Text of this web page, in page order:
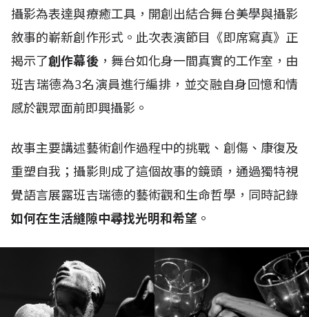
攝影為表達與療癒工具，開創出結合舞台美學與攝影
敘事的嶄新創作形式。此次表演節目《即席寫真》正
揭示了創作幕後，舞台如化身一間真實的工作室，由
班吉瑞德為3名演員進行編排，並交融自身回憶和情
感於觀眾面前即興攝影。
故事主要講述藝術創作過程中的挑戰、創傷、康復及
重塑自我；攝影則成了這個故事的鏡頭，通過獨特視
覺語言展露班吉瑞德的藝術觀和生命哲學，同時記錄
如何在生活縫隙中尋找光明和希望 。